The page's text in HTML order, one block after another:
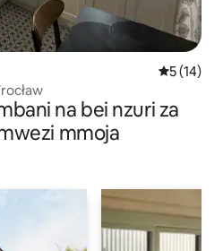
Ukadiriaji
5 (14)
na bei nzuri za
mmoja